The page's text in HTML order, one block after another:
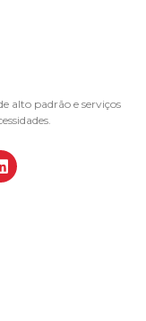
alto padrão e serviços